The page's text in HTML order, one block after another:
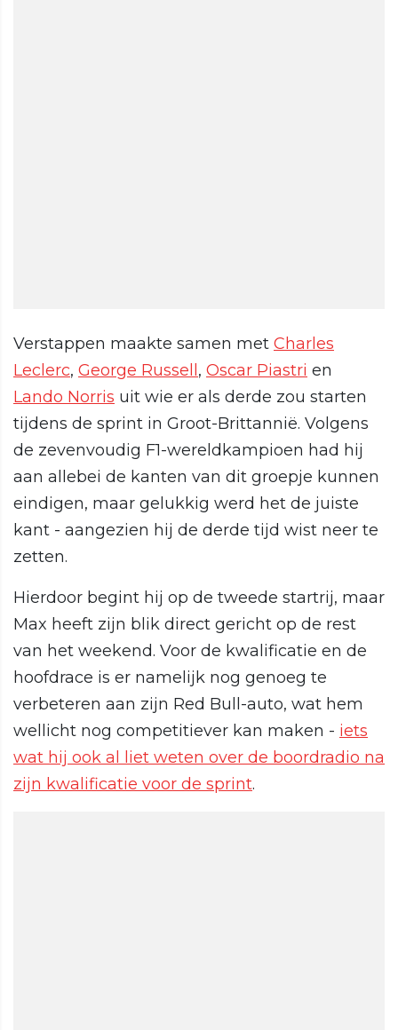
Verstappen maakte samen met Charles
Leclerc, George Russell, Oscar Piastri en
Lando Norris uit wie er als derde zou starten
tijdens de sprint in Groot-Brittannië. Volgens
de zevenvoudig F1-wereldkampioen had hij
aan allebei de kanten van dit groepje kunnen
eindigen, maar gelukkig werd het de juiste
kant - aangezien hij de derde tijd wist neer te
zetten.
Hierdoor begint hij op de tweede startrij, maar
Max heeft zijn blik direct gericht op de rest
van het weekend. Voor de kwalificatie en de
hoofdrace is er namelijk nog genoeg te
verbeteren aan zijn Red Bull-auto, wat hem
wellicht nog competitiever kan maken - iets
wat hij ook al liet weten over de boordradio na
zijn kwalificatie voor de sprint.